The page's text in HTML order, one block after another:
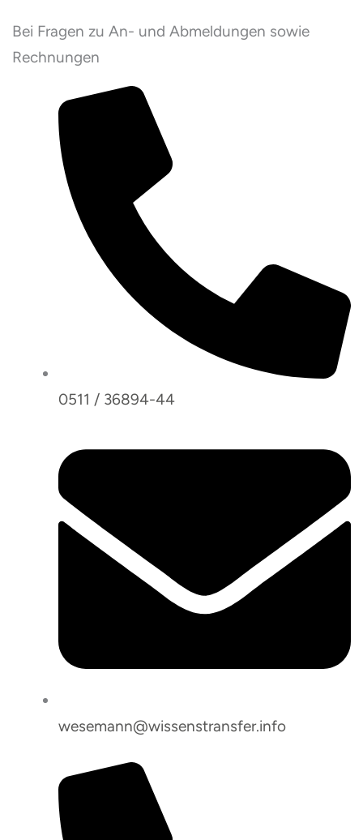
Bei Fragen zu An- und Abmeldungen sowie
Rechnungen
0511 / 36894-44
wesemann@wissenstransfer.info